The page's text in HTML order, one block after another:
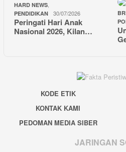
HARD NEWS
PENDIDIKAN 30/07/2026
Peringati Hari Anak
Nasional 2026, Kilan…
KODE ETIK
KONTAK KAMI
PEDOMAN MEDIA SIBER
JARINGAN